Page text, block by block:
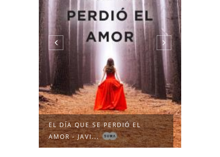
EL DÍA QUE SE PERDIÓ EL
AMOR - JAVI...